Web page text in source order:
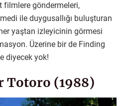
filmlere göndermeleri,
ile duygusallığı buluşturan
yaştan izleyicinin görmesi
Üzerine bir de Finding
diyecek yok!
Totoro (1988)